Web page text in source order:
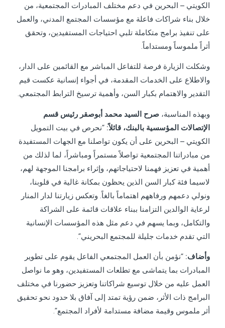
الكويتي – البحرين في دعم مختلف المبادرات المجتمعية، من
خلال بناء شراكات فاعلة مع مؤسسات المجتمع المدني، والعمل
على تنفيذ برامج متكاملة تلبي احتياجات المستفيدين، وتحقق
أثراً ملموساً ومستداماً.
وشكلت الزيارة فرصة للتفاعل المباشر مع القائمين على الدار،
والاطلاع على الخدمات المقدمة، في أجواء إنسانية عكست قيم
التقدير والاهتمام بكبار السن، وأهمية ترسيخ الترابط المجتمعي.
وبهذه المناسبة، صرح السيد محمد أبوصقر رئيس قسم
الإتصالات المؤسسية بالبنك، قائلاً: “نحرص في بيت التمويل
الكويتي – البحرين على أن يكون تواصلنا مع الجهات المستفيدة
من مبادراتنا المجتمعية تواصلاً مستمراً ومباشراً، لما لذلك من
أهمية في تعزيز فهمنا لاحتياجاتهم، وإثراء برامجنا الموجهة لهم،
لاسيما فئة كبار السن الذين يحظون بمكانة غالية في قلوبنا،
ونولي دعمهم ورفاههم اهتماماً بالغاً. وتعكس زيارتنا لدار المنار
لرعاية الوالدين التزامنا ببناء علاقات قائمة على الشراكة
والتكامل، وبما يسهم في دعم مثل هذه المؤسسات الإنسانية
التي تقدم خدمات جليلة للمجتمع البحريني”.
وأضاف: “نؤمن بأن العمل المجتمعي الفاعل يقوم على تطوير
المبادرات بما يتماشى مع تطلعات المستفيدين، وهو ما نواصل
العمل عليه من خلال توسيع شراكاتنا وتعزيز حضورنا في مختلف
البرامج ذات الأثر، ضمن رؤية تمتد إلى آفاق بلا حدود نحو تحقيق
أثر ملموس وقيمة مضافة مستدامة لأفراد المجتمع”.